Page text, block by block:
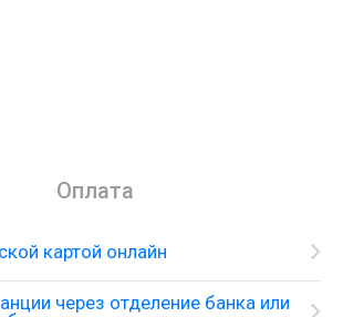
Оплата
картой онлайн
через отделение банка или